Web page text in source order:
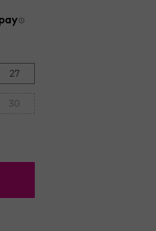
27
30